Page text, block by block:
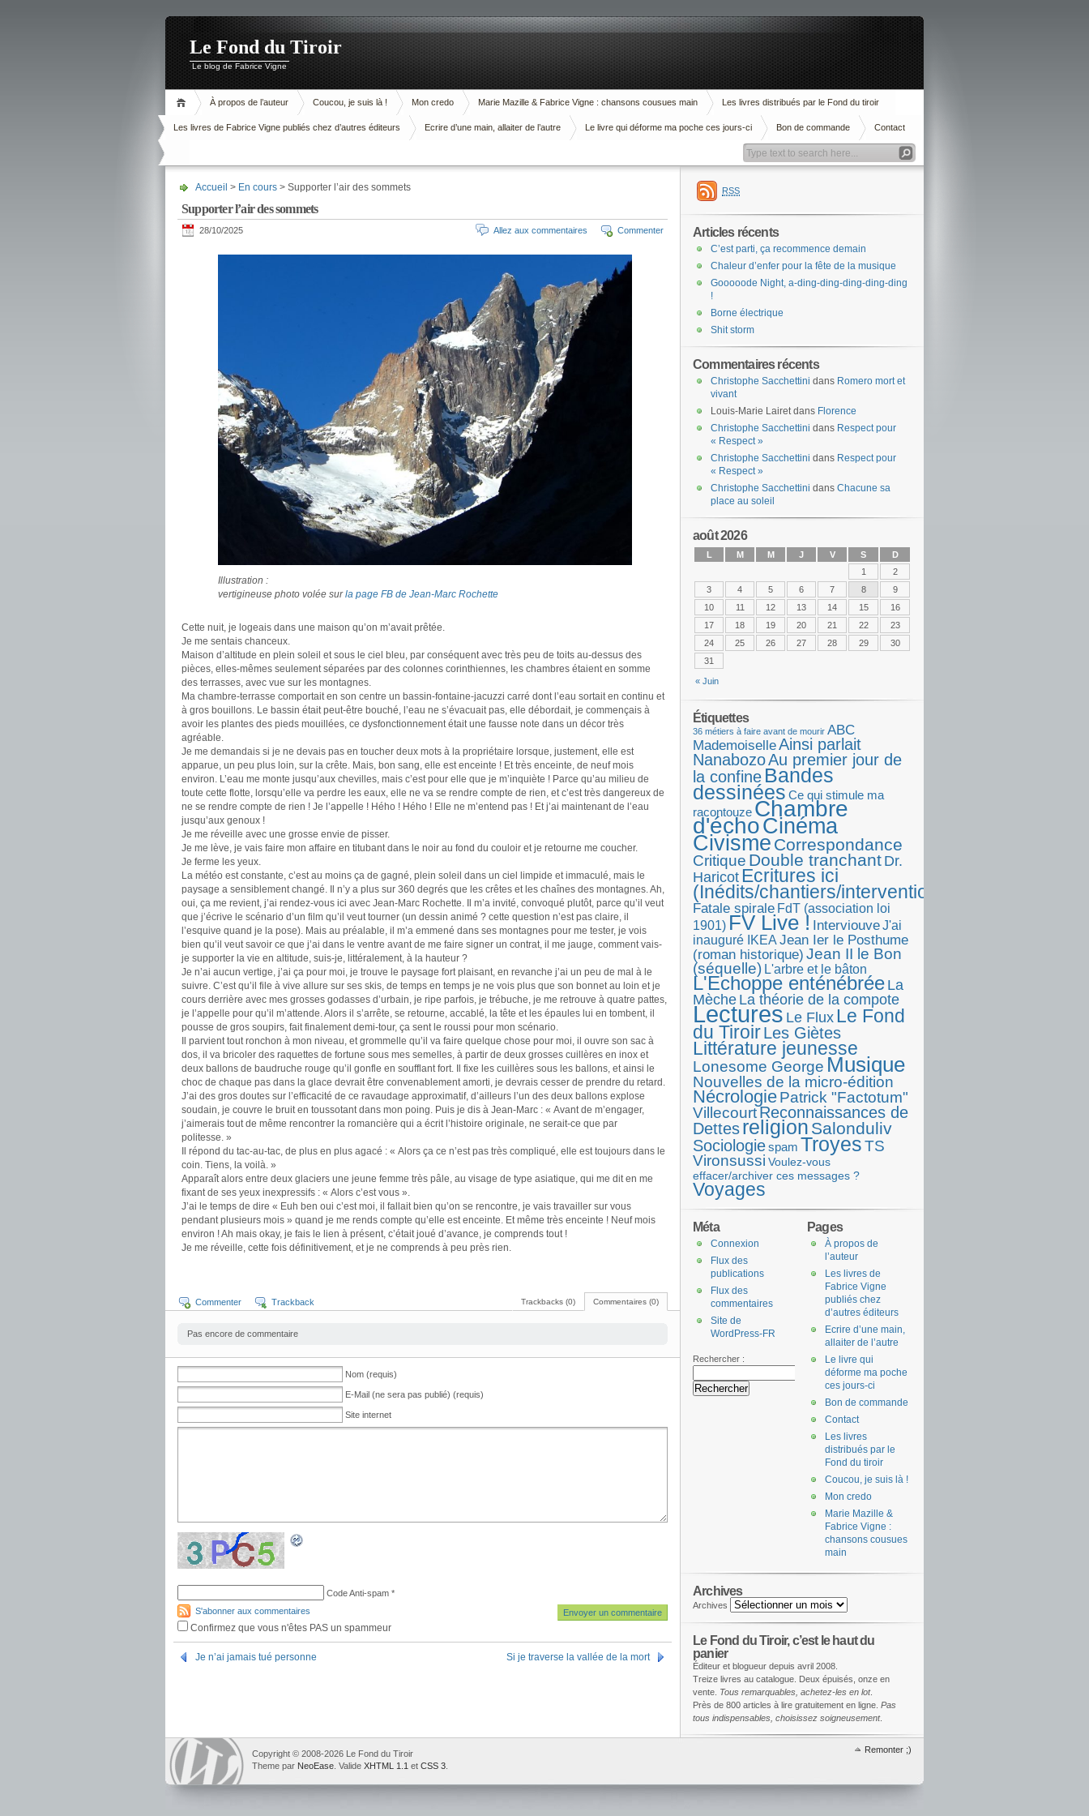
Le Fond du Tiroir
Le blog de Fabrice Vigne
À propos de l’auteur Coucou, je suis là ! Mon credo Marie Mazille & Fabrice Vigne : chansons cousues main Les livres distribués par le Fond du tiroir
Les livres de Fabrice Vigne publiés chez d’autres éditeurs Ecrire d’une main, allaiter de l’autre Le livre qui déforme ma poche ces jours-ci Bon de commande Contact
Accueil > En cours > Supporter l’air des sommets
Supporter l’air des sommets
28/10/2025 Commenter
Allez aux commentaires
Illustration :
vertigineuse photo volée surla page FB de Jean-Marc Rochette
Cette nuit, je logeais dans une maison qu’on m’avait prêtée.
Je me sentais chanceux.
Maison d’altitude en plein soleil et sous le ciel bleu, par conséquent avec très peu de toits au-dessus des
pièces, elles-mêmes seulement séparées par des colonnes corinthiennes, les chambres étaient en somme
des terrasses, avec vue sur les montagnes.
Ma chambre-terrasse comportait en son centre un bassin-fontaine-jacuzzi carré dont l’eau sortait en continu et
à gros bouillons. Le bassin était peut-être bouché, l’eau ne s’évacuait pas, elle débordait, je commençais à
avoir les plantes des pieds mouillées, ce dysfonctionnement était une fausse note dans un décor très
agréable.
Je me demandais si je ne devais pas en toucher deux mots à la propriétaire lorsque, justement, elle est
apparue, un peu plus loin, sur la crête. Mais, bon sang, elle est enceinte ! Et très enceinte, de neuf mois
environ. L’eau me monte jusqu’aux chevilles, mais c’est pour elle que je m’inquiète ! Parce qu’au milieu de
toute cette flotte, lorsqu’elle va perdre les eaux, elle ne va se rendre compte de rien, et c’est très dangereux de
ne se rendre compte de rien ! Je l’appelle ! Hého ! Hého ! Elle ne m’entend pas ! Et j’ai maintenant de l’eau
jusqu’aux genoux !
Je me réveille avec une grosse envie de pisser.
Je me lève, je vais faire mon affaire en titubant dans le noir au fond du couloir et je retourne me coucher.
Je ferme les yeux.
La météo est constante, c’est au moins ça de gagné, plein soleil dans un ciel limpide et immaculé, mais le
paysage a sensiblement changé. Il n’y a plus sur 360 degrés que les crêtes et les chaînes des montagnes. Ah,
oui, ça me revient, j’ai rendez-vous ici avec Jean-Marc Rochette. Il m’a invité, convoqué plutôt, parce qu’il veut
que j’écrive le scénario d’un film qu’il veut tourner (un dessin animé ? cette question n’est pas claire, il
l’esquive quand je la pose). Mais au préalable, il m’a emmené dans ses montagnes pour me tester, je vois
bien qu’il veut savoir ce que j’ai dans le ventre avant de me faire signer un contrat, il me jauge, comment vais-
je supporter la vie en altitude, suis-je, littéralement, à la hauteur ?
Je n’ai aucun vertige, j’ai ça pour moi, je trouve le paysage fort plaisant, en revanche j’ai un peu de mal à le
suivre. C’est qu’il file à vive allure sur ses skis, de temps en temps je ne vois plus que son bonnet au loin et je
cours derrière avec mes grosses godasses d’urbain, je ripe parfois, je trébuche, je me retrouve à quatre pattes,
je l’appelle pour qu’il m’attende. Alors il s’arrête, se retourne, accablé, la tête et les épaules lui en tombent, il
pousse de gros soupirs, fait finalement demi-tour, ça sent le roussi pour mon scénario.
Il parvient tout ronchon à mon niveau, et grommelle qu’il va faire quelque chose pour moi, il ouvre son sac à
dos, il va bricoler des raquettes de fortune sous mes semelles, à partir de deux grosses cuillères en inox et
deux ballons de baudruche rouge qu’il gonfle en soufflant fort. Il fixe les cuillères sous les ballons, et ainsi le
choc de chaque pas dans la glace devrait être convenablement amorti, je devrais cesser de prendre du retard.
J’ai des gros doutes sur l’efficacité de ce ravaudage approximatif, d’ailleurs l’un des deux ballons explose
soudain, je couvre le bruit en toussotant dans mon poing. Puis je dis à Jean-Marc : « Avant de m’engager,
j’aimerais tout de même rencontrer la romancière qui a écrit l’histoire originale, ne serait-ce que par
politesse. »
Il répond du tac-au-tac, de plus en plus agacé : « Alors ça ce n’est pas très compliqué, elle est toujours dans le
coin. Tiens, la voilà. »
Apparaît alors entre deux glaciers une jeune femme très pâle, au visage de type asiatique, qui me dit en me
fixant de ses yeux inexpressifs : « Alors c’est vous ».
J’ai le temps de dire « Euh ben oui c’est moi, il fallait bien qu’on se rencontre, je vais travailler sur vous
pendant plusieurs mois » quand je me rends compte qu’elle est enceinte. Et même très enceinte ! Neuf mois
environ ! Ah mais okay, je fais le lien à présent, c’était joué d’avance, je comprends tout !
Je me réveille, cette fois définitivement, et je ne comprends à peu près rien.
Commentaires (0)
Trackbacks (0)
Commenter Trackback
Pas encore de commentaire
Nom (requis)
E-Mail (ne sera pas publié) (requis)
Site internet
Code Anti-spam *
S'abonner aux commentaires
Confirmez que vous n'êtes PAS un spammeur
Je n’ai jamais tué personne Si je traverse la vallée de la mort
RSS
Articles récents
C’est parti, ça recommence demain
Chaleur d’enfer pour la fête de la musique
Gooooode Night, a-ding-ding-ding-ding-ding
!
Borne électrique
Shit storm
Commentaires récents
Christophe Sacchettini dans Romero mort et
vivant
Louis-Marie Lairetdans Florence
Christophe Sacchettini dans Respect pour
« Respect »
Christophe Sacchettini dans Respect pour
« Respect »
Christophe Sacchettini dans Chacune sa
place au soleil
août 2026
L M M J V S D
« Juin
1
2
3
4 5 6 7 8
9
10
11 12 13 14 15
16
17
18 19 20 21 22
23
24
25 26 27 28 29
30
31
Étiquettes
36 métiers à faire avant de mourir ABC
MademoiselleAinsi parlait
NanabozoAu premier jour de
la confine Bandes
dessinées Ce qui stimule ma
racontouze Chambre
d'échoCinéma
Civisme Correspondance
Critique Double tranchant Dr.
Haricot Ecritures ici
(Inédits/chantiers/interventions)
Fatale spirale FdT (association loi
1901) FV Live ! InterviouveJ'ai
inauguré IKEA Jean Ier le Posthume
(roman historique) Jean II le Bon
(séquelle) L'arbre et le bâton
L'Echoppe enténébrée La
Mèche La théorie de la compote
LecturesLe FluxLe Fond
du TiroirLes Giètes
Littérature jeunesse
Lonesome George Musique
Nouvelles de la micro-édition
NécrologiePatrick "Factotum"
VillecourtReconnaissances de
Dettesreligion Salonduliv
Sociologiespam TroyesTS
Vironsussi Voulez-vous
effacer/archiver ces messages ?
Voyages
Pages
À propos de
l’auteur
Les livres de
Fabrice Vigne
publiés chez
d’autres éditeurs
Ecrire d’une main,
allaiter de l’autre
Le livre qui
déforme ma poche
ces jours-ci
Bon de commande
Contact
Les livres
distribués par le
Fond du tiroir
Coucou, je suis là !
Mon credo
Marie Mazille &
Fabrice Vigne :
chansons cousues
main
Méta
Connexion
Flux des
publications
Flux des
commentaires
Site de
WordPress-FR
Rechercher :
Archives
Archives
Le Fond du Tiroir, c’est le haut du
panier
Éditeur et blogueur depuis avril 2008.
Treize livres au catalogue. Deux épuisés, onze en
vente. Tous remarquables, achetez-les en lot.
Près de 800 articles à lire gratuitement en ligne. Pas
tous indispensables, choisissez soigneusement.
Remonter ;)
Copyright © 2008-2026 Le Fond du Tiroir
Theme par NeoEase . Valide XHTML 1.1 et CSS 3